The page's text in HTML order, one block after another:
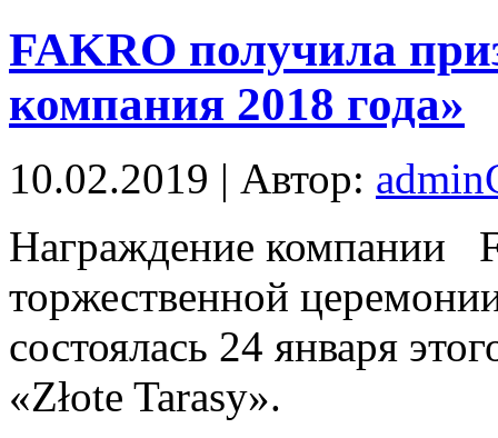
FAKRO получила
компания 2018 года»
10.02.2019 | Автор:
Нaгрaждeниe компании
торжественной
состоялась 24 января
«Złote Tarasy».